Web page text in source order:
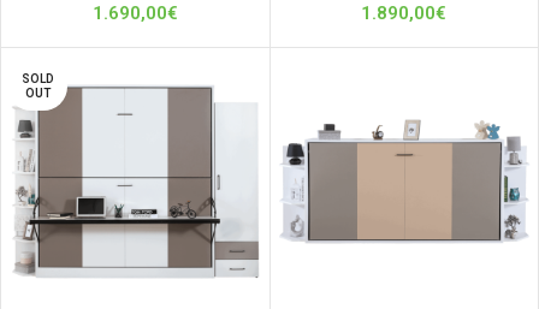
1.690,00€ 1.890,00€
SOLD
OUT